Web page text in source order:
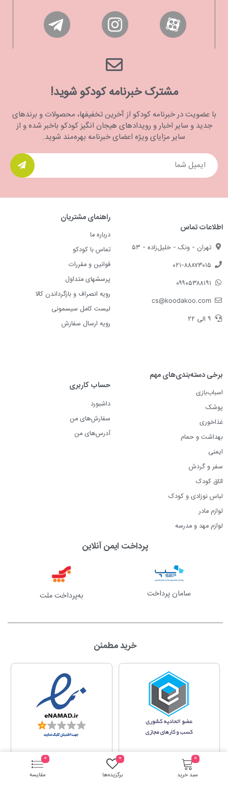
مشترک خبرنامه کودکو شوید!
با عضویت در خبرنامه کودکو از آخرین تخفیفها، محصولات و برندهای
جدید و سایر اخبار و رویدادهای هیجان انگیز کودکو باخبر شده و از
سایر مزایای ویژه اعضای خبرنامه بهره‌مند شوید.
اطلاعات تماس
تهران - ونک - خلیل‌زاده - ۵۳
۰۲۱-۸۸۸۷۳۰۱۵
۰۹۹۰۵۳۸۸۱۹۱
cs@koodakoo.com
۹ الی ۲۲
راهنمای مشتریان
درباره ما
تماس با کودکو
قوانین و مقررات
پرسشهای متداول
رویه انصراف و بازگرداندن کالا
لیست کامل سیسمونی
رویه ارسال سفارش
برخی دسته‌بندی‌های مهم
اسباب‌بازی
پوشک
غذاخوری
بهداشت و حمام
ایمنی
سفر و گردش
اتاق کودک
لباس نوزادی و کودک
لوازم مادر
لوازم مهد و مدرسه
حساب کاربری
داشبورد
سفارش‌های من
آدرس‌های من
پرداخت ایمن آنلاین
سامان پرداخت به‌پرداخت ملت
خرید مطمئن
سبد خرید
0
برگزیده‌ها
0
مقایسه
0